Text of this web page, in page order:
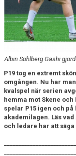
UNICOACH
TABELL P19
TABELL P16
TABELL P15
TABELLER LIGACUPEN
Albin Sohlberg Gashi
P19 tog en extremt
omgången. Nu har
kvalspel när serien
hemma mot Skene och
spelar P15 igen och
akademilagen. Läs
och ledare har att